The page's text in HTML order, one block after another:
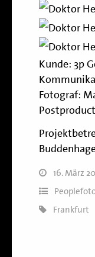
Kunde: 3p
Fotograf:
16. März
Frankfurt